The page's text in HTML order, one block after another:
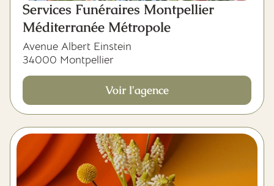
Services Funéraires Montpellier
Méditerranée Métropole
Avenue Albert Einstein
34000 Montpellier
Voir l'agence